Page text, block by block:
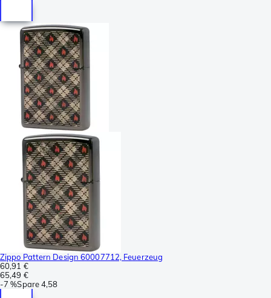
Zippo Pattern Design 60007712, Feuerzeug
60,91 €
65,49 €
-7 %Spare4,58